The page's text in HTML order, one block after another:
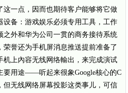
这一点，因而也期待客户能够将它做
设备：游戏娱乐必须专用工具，工作
之外和华为公司一贯的商务接待系统
誉还为手机屏消息推送提前准备了
机上內容无线网络輸出，来完成演试
要用途——听起来很象Google核心的C
但无线网络屏幕投影这类事儿，可信